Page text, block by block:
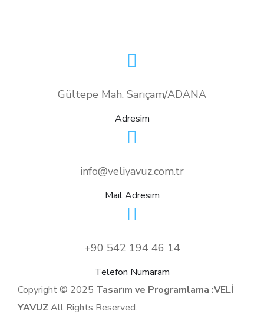
Gültepe Mah. Sarıçam/ADANA
Adresim
info@veliyavuz.com.tr
Mail Adresim
+90 542 194 46 14
Telefon Numaram
Copyright © 2025 Tasarım ve Programlama :VELİ
YAVUZAll Rights Reserved.